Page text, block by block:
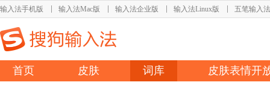
输入法手机版 输入法Mac版 输入法企业版 输入法Linux版 五笔输入法
首页 皮肤 词库 皮肤表情开